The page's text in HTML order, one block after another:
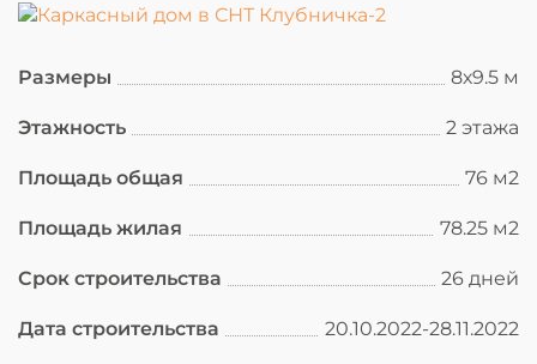
Размеры 8х9.5 м
Этажность 2 этажа
Площадь общая 76 м2
Площадь жилая 78.25 м2
Срок строительства 26 дней
Дата строительства 20.10.2022-28.11.2022